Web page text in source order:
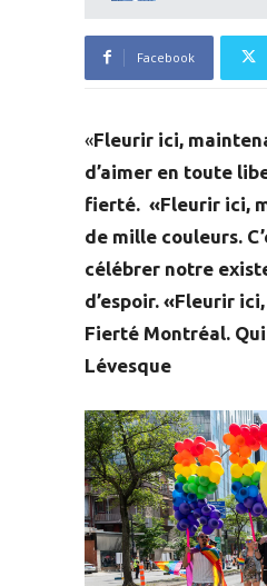
Facebook
«Fleurir ici,
d’aimer en toute
fierté. «Fleurir ici,
de mille couleurs.
célébrer notre
d’espoir. «Fleurir
Fierté Montréal.
Lévesque